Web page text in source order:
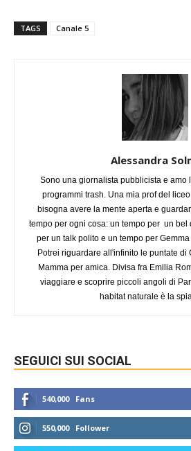
TAGS Canale 5
Alessandra
Sono una giornalista pubblicista e amo
programmi trash. Una mia prof del
bisogna avere la mente aperta e
tempo per ogni cosa: un tempo per un bel
per un talk polito e un tempo per
Potrei riguardare all'infinito le puntate di
Mamma per amica. Divisa fra Emilia
viaggiare e scoprire piccoli angoli di
habitat naturale è la
SEGUICI SUI SOCIAL
540,000 Fans
550,000 Follower